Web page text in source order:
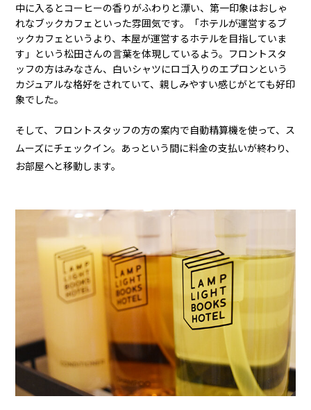
中に入るとコーヒーの香りがふわりと漂い、第一印象はおしゃ
れなブックカフェといった雰囲気です。「ホテルが運営するブ
ックカフェというより、本屋が運営するホテルを目指していま
す」という松田さんの言葉を体現しているよう。フロントスタ
ッフの方はみなさん、白いシャツにロゴ入りのエプロンという
カジュアルな格好をされていて、親しみやすい感じがとても好印
象でした。
そして、フロントスタッフの方の案内で自動精算機を使って、ス
ムーズにチェックイン。あっという間に料金の支払いが終わり、
お部屋へと移動します。